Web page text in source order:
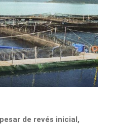
de revés inicial,